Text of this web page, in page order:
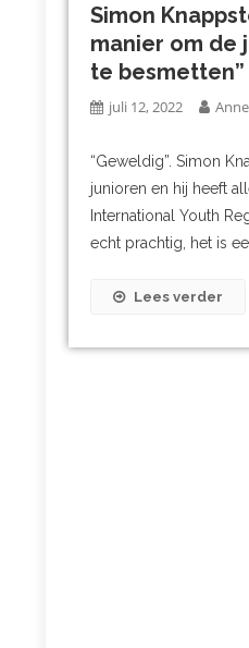
Simon
manier om de
te besmetten”
juli 12, 2022
“Geweldig”. Simon
junioren en hij heeft
International Youth
echt prachtig, het is
Lees verder